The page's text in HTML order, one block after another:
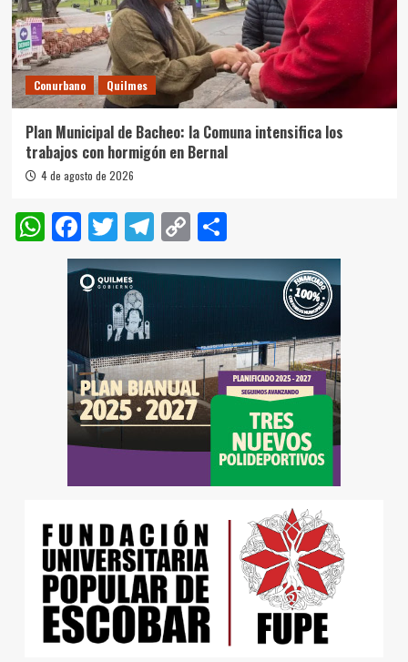
Conurbano Quilmes
Plan Municipal de Bacheo: la Comuna intensifica los
trabajos con hormigón en Bernal
4 de agosto de 2026
WhatsApp
Facebook
Twitter
Telegram
Copy
Link
Compartir